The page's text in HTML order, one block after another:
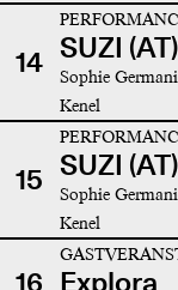
14 SUZI (AT)
Sophie
Kenel
15 SUZI (AT)
Sophie
Kenel
16 Explora